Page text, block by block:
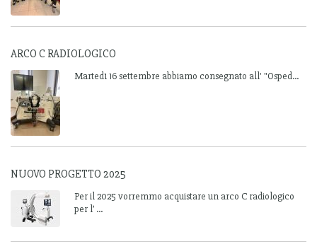
ARCO C RADIOLOGICO
Martedì 16 settembre abbiamo consegnato all' "Osped...
NUOVO PROGETTO 2025
Per il 2025 vorremmo acquistare un arco C radiologico
per l’ ...